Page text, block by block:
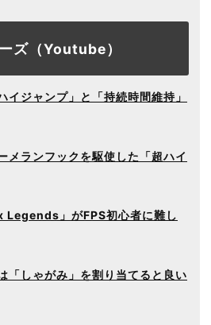
ズ（Youtube）
イジャンプ」と「持続時間維持」
メランフックを駆使した「超ハイ
Legends」がFPS初心者に難し
「しゃがみ」を割り当てると良い